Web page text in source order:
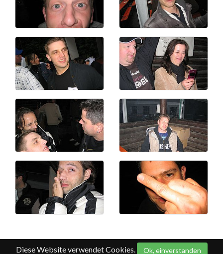
Diese Website verwendet Cookies. Ok, einverstanden